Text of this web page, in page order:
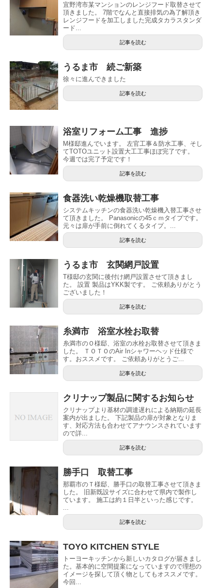
宜野湾市某マンションのレンジフード取替させて
頂きました。 7階でなんと直接排気の為了解頂き
レンジフードを加工しました完成タカラスタンダ
ード...
記事を読む
うるま市 続ご新築
徐々に進んできました
記事を読む
浴室リフォーム工事 進捗
M様邸進んでいます。 左官工事＆防水工事、そし
てTOTOユニット設置大工工事ほぼ完了です。
今週では完了予定です！
記事を読む
食器洗い乾燥機取替工事
システムキッチンの食器洗い乾燥機入替工事させ
て頂きました。 Panasonicの45ｃｍタイプです。
元々は扉が手前に倒れてくるタイプ。...
記事を読む
うるま市 玄関網戸設置
T様邸の玄関に後付け網戸設置させて頂きまし
た。 設置 製品はYKK製です。 ご依頼ありがとう
ございました！
記事を読む
糸満市 浴室水栓お取替
糸満市のＯ様邸、浴室の水栓お取替させて頂きま
した。 ＴＯＴＯのAir Inシャワーヘッド仕様で
す。おススメです。 ご依頼ありがとうご...
記事を読む
クリナップ製品に関するお知らせ
クリナップより基材の調達遅れによる納期の延長
案内が出ました。 下記製品の扉が対象となりま
す、対応方法も合わせてアナウンスされています
ので詳...
記事を読む
勝手口 取替工事
那覇市のＴ様邸、勝手口の取替工事させて頂きま
した。 旧新既設サイズに合わせて県内で製作し
ています。 施工は約１日半といった感じです。
記事を読む
TOYO KITCHEN STYLE
トーヨーキッチンから新しいカタログが届きまし
た。基本的に空間提案になっていますので理想の
イメージを探して頂く物としてもオススメです。
今回...